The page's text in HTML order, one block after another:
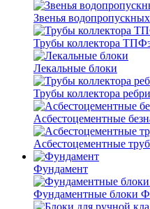
Звенья
Трубы коллектора
Лекальные блоки
Трубы коллектора
Асбестоцементные
Асбестоцементные
Фундамент
Фундаментные блоки